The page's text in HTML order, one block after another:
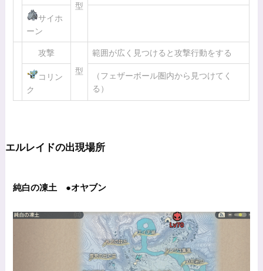
型
サイホ
ーン
攻撃
型
範囲が広く見つけると攻撃行動をする
コリン
ク
（フェザーボール圏内から見つけてく
る）
エルレイドの出現場所
純白の凍土 ●オヤブン